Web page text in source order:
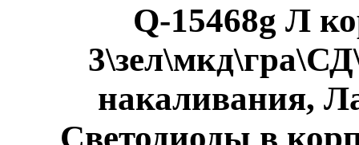
Q-15468g Л
накаливания,
Светодиоды в